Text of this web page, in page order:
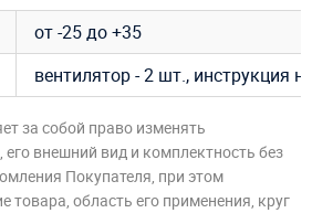
от -25 до +35
вентилятор - 2 шт., инструкция
за собой право изменять
его внешний вид и комплектность без
Покупателя, при этом
товара, область его применения, круг